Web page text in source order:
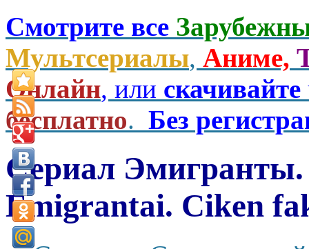
Смотрите все
Мультсериалы, Аниме,
Онлайн, или скачивайте
бесплатно. Без
Сериал
Emigrantai. Ciken